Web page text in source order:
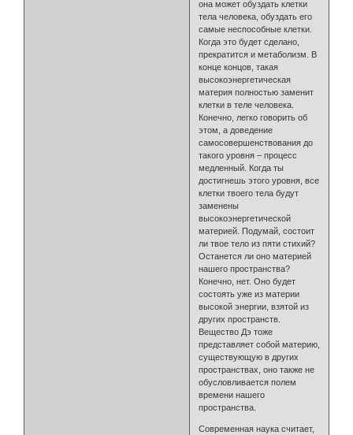
она может обуздать клетки
тела человека, обуздать его
самые неспособные клетки.
Когда это будет сделано,
прекратится и метаболизм. В
конце концов, такая
высокоэнергетическая
материя полностью заменит
клетки в теле человека.
Конечно, легко говорить об
этом, а доведение
самосовершенствования до
такого уровня – процесс
медленный. Когда ты
достигнешь этого уровня, все
клетки твоего тела будут
заменены
высокоэнергетической
материей. Подумай, состоит
ли твое тело из пяти стихий?
Останется ли оно материей
нашего пространства?
Конечно, нет. Оно будет
состоять уже из материи
высокой энергии, взятой из
других пространств.
Вещество Дэ тоже
представляет собой материю,
существующую в других
пространствах, оно также не
обусловливается полем
времени нашего
пространства.
Современная наука считает,